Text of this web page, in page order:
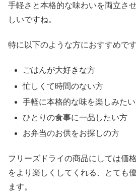
手軽さと本格的な味わいを両立さ
しいですね。
特に以下のような方におすすめです
ごはんが大好きな方
忙しくて時間のない方
手軽に本格的な味を楽しみた
ひとりの食事に一品したい方
お弁当のお供をお探しの方
フリーズドライの商品にしては価
をより楽しくしてくれる、とても
ます。